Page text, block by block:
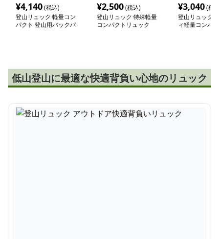
¥4,140(税込)
登山リュック 軽量コン
パクト 登山用バックパ
¥2,500(税込)
登山リュック 特殊軽量
コンパクトリュック
¥3,040(税
登山リュック
ィ軽量コンパ
低山登山に最適な快適背負い心地のリュック